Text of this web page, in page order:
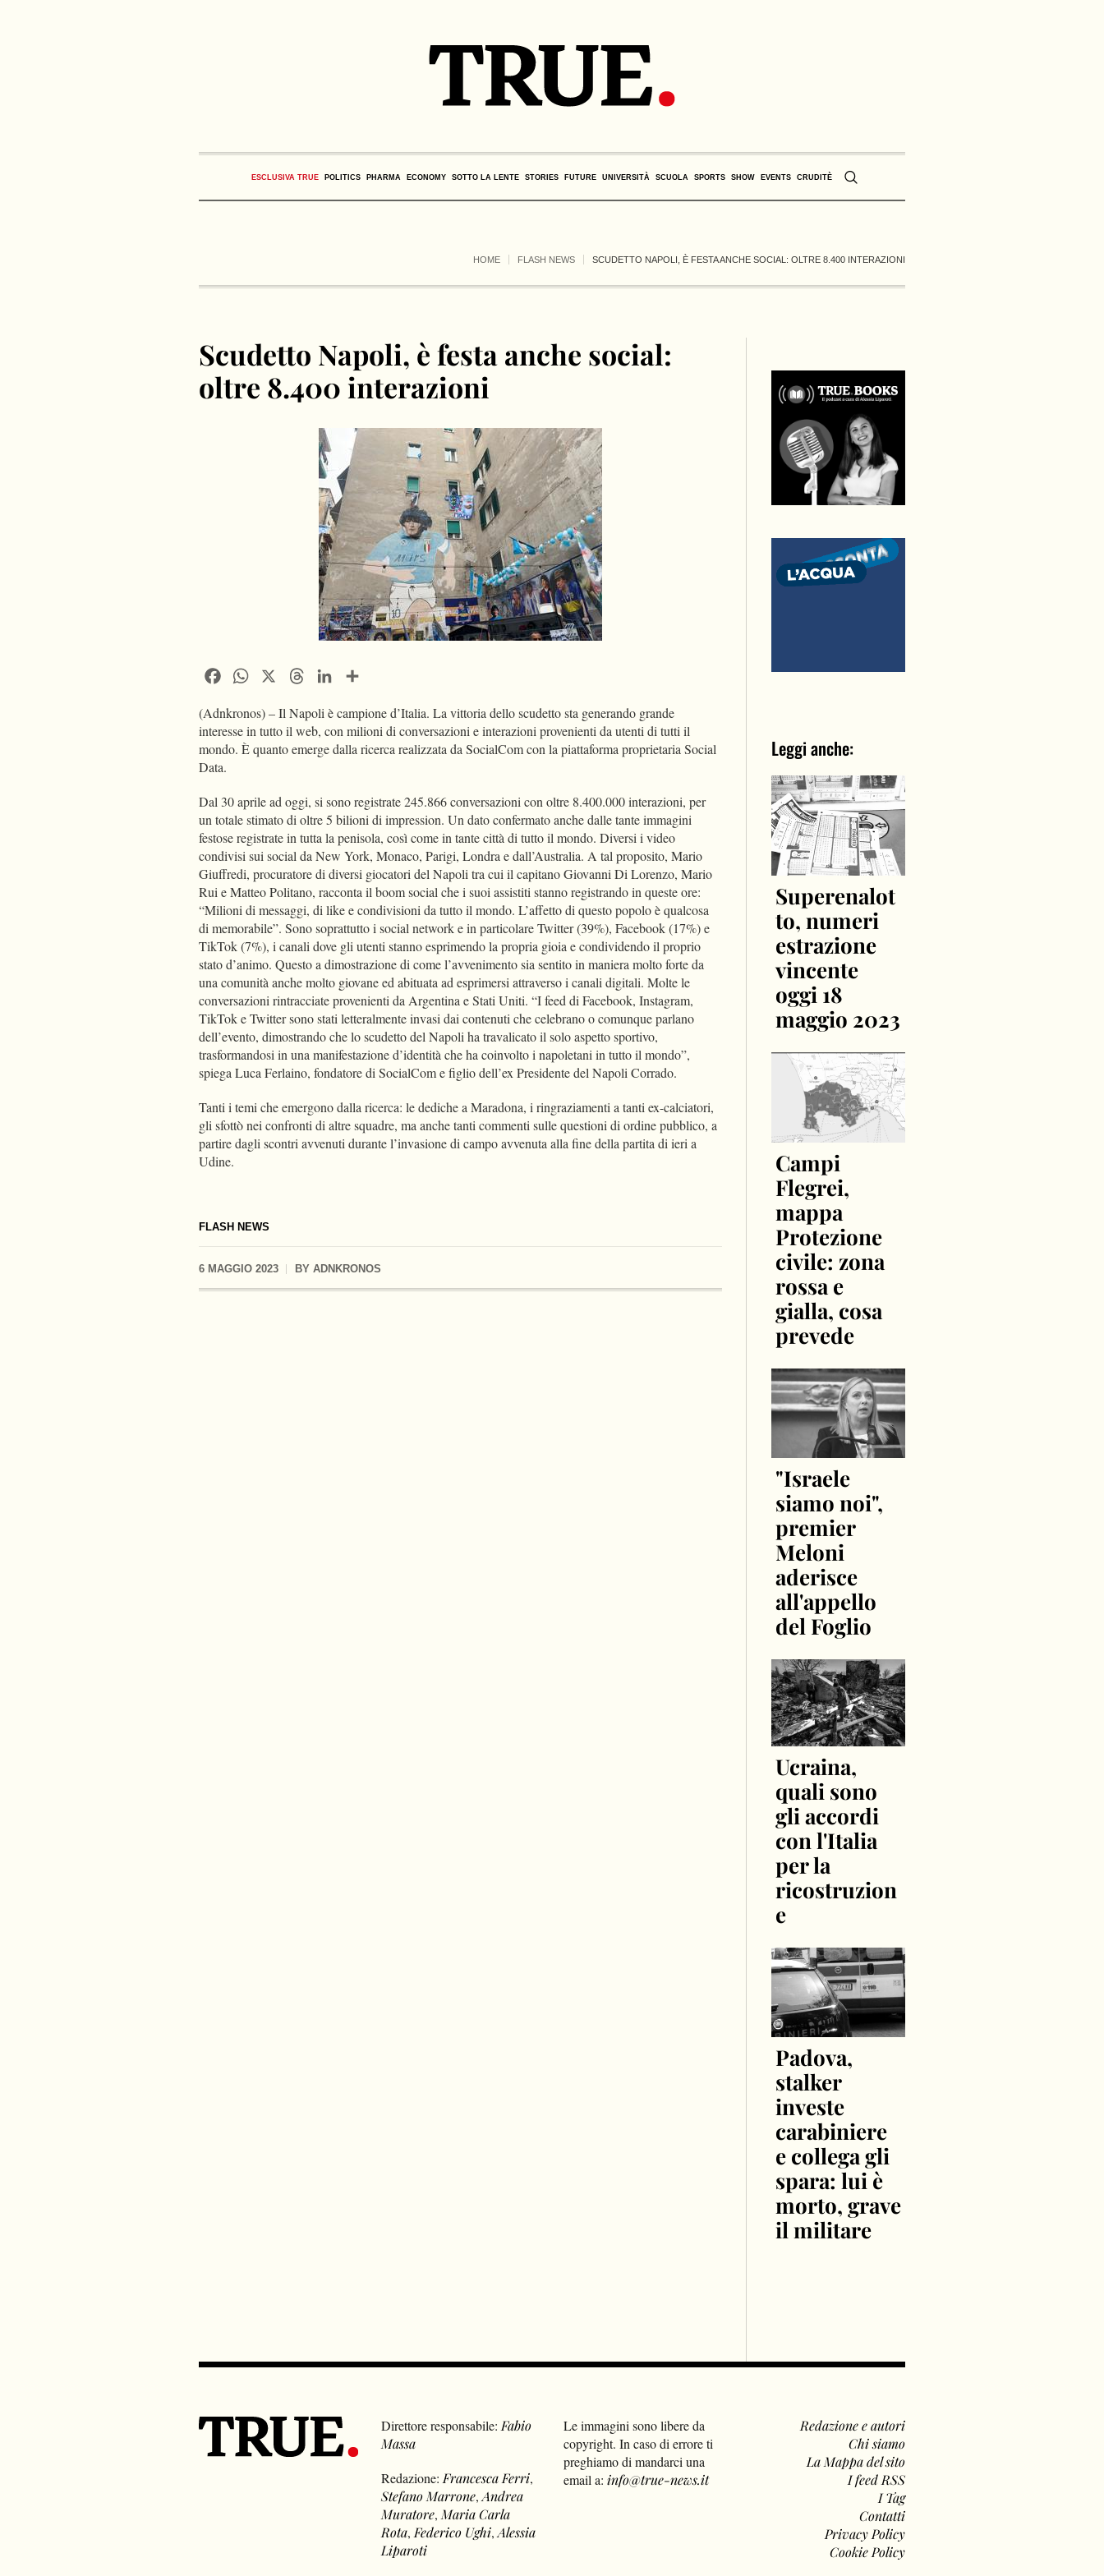
ESCLUSIVA TRUE POLITICS PHARMA ECONOMY SOTTO LA LENTE STORIES FUTURE UNIVERSITÀ SCUOLA SPORTS SHOW EVENTS CRUDITÈ
HOME FLASH NEWS SCUDETTO NAPOLI, È FESTA ANCHE SOCIAL: OLTRE 8.400 INTERAZIONI
FLASH NEWS
Scudetto Napoli, è festa anche social:
oltre 8.400 interazioni
6 MAGGIO 2023 BY ADNKRONOS
FacebookWhatsApp ThreadsLinkedIn
(Adnkronos) – Il Napoli è campione d’Italia. La vittoria dello scudetto sta generando grande
interesse in tutto il web, con milioni di conversazioni e interazioni provenienti da utenti di tutti il
mondo. È quanto emerge dalla ricerca realizzata da SocialCom con la piattaforma proprietaria Social
Data.
Dal 30 aprile ad oggi, si sono registrate 245.866 conversazioni con oltre 8.400.000 interazioni, per
un totale stimato di oltre 5 bilioni di impression. Un dato confermato anche dalle tante immagini
festose registrate in tutta la penisola, così come in tante città di tutto il mondo. Diversi i video
condivisi sui social da New York, Monaco, Parigi, Londra e dall’Australia. A tal proposito, Mario
Giuffredi, procuratore di diversi giocatori del Napoli tra cui il capitano Giovanni Di Lorenzo, Mario
Rui e Matteo Politano, racconta il boom social che i suoi assistiti stanno registrando in queste ore:
“Milioni di messaggi, di like e condivisioni da tutto il mondo. L’affetto di questo popolo è qualcosa
di memorabile”. Sono soprattutto i social network e in particolare Twitter (39%), Facebook (17%) e
TikTok (7%), i canali dove gli utenti stanno esprimendo la propria gioia e condividendo il proprio
stato d’animo. Questo a dimostrazione di come l’avvenimento sia sentito in maniera molto forte da
una comunità anche molto giovane ed abituata ad esprimersi attraverso i canali digitali. Molte le
conversazioni rintracciate provenienti da Argentina e Stati Uniti. “I feed di Facebook, Instagram,
TikTok e Twitter sono stati letteralmente invasi dai contenuti che celebrano o comunque parlano
dell’evento, dimostrando che lo scudetto del Napoli ha travalicato il solo aspetto sportivo,
trasformandosi in una manifestazione d’identità che ha coinvolto i napoletani in tutto il mondo”,
spiega Luca Ferlaino, fondatore di SocialCom e figlio dell’ex Presidente del Napoli Corrado.
Tanti i temi che emergono dalla ricerca: le dediche a Maradona, i ringraziamenti a tanti ex-calciatori,
gli sfottò nei confronti di altre squadre, ma anche tanti commenti sulle questioni di ordine pubblico, a
partire dagli scontri avvenuti durante l’invasione di campo avvenuta alla fine della partita di ieri a
Udine.
Leggi anche:
Superenalot
to, numeri
estrazione
vincente
oggi 18
maggio 2023
Campi
Flegrei,
mappa
Protezione
civile: zona
rossa e
gialla, cosa
prevede
"Israele
siamo noi",
premier
Meloni
aderisce
all'appello
del Foglio
Ucraina,
quali sono
gli accordi
con l'Italia
per la
ricostruzion
e
Padova,
stalker
investe
carabiniere
e collega gli
spara: lui è
morto, grave
il militare
Direttore responsabile:Fabio
Massa
Redazione:Francesca Ferri,
Stefano Marrone,Andrea
Muratore,Maria Carla
Rota,Federico Ughi,Alessia
Liparoti
Le immagini sono libere da
copyright. In caso di errore ti
preghiamo di mandarci una
email a: info@true-news.it
Redazione e autori
Chi siamo
La Mappa del sito
I feed RSS
I Tag
Contatti
Privacy Policy
Cookie Policy